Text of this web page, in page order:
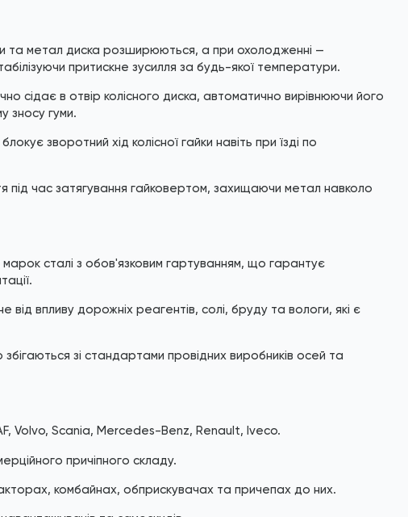
та метал диска розширюються, а при охолодженні —
притискне зусилля за будь-якої температури.
сідає в отвір колісного диска, автоматично вирівнюючи його
зносу гуми.
зворотний хід колісної гайки навіть при їзді по
час затягування гайковертом, захищаючи метал навколо
марок сталі з обов'язковим гартуванням, що гарантує
від впливу дорожніх реагентів, солі, бруду та вологи, які є
зі стандартами провідних виробників осей та
Volvo, Scania, Mercedes-Benz, Renault, Iveco.
причіпного складу.
комбайнах, обприскувачах та причепах до них.